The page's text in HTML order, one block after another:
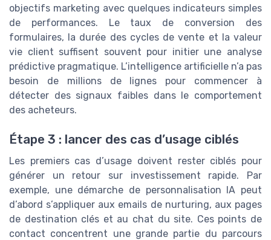
objectifs marketing avec quelques indicateurs simples
de performances. Le taux de conversion des
formulaires, la durée des cycles de vente et la valeur
vie client suffisent souvent pour initier une analyse
prédictive pragmatique. L’intelligence artificielle n’a pas
besoin de millions de lignes pour commencer à
détecter des signaux faibles dans le comportement
des acheteurs.
Étape 3 : lancer des cas d’usage ciblés
Les premiers cas d’usage doivent rester ciblés pour
générer un retour sur investissement rapide. Par
exemple, une démarche de personnalisation IA peut
d’abord s’appliquer aux emails de nurturing, aux pages
de destination clés et au chat du site. Ces points de
contact concentrent une grande partie du parcours